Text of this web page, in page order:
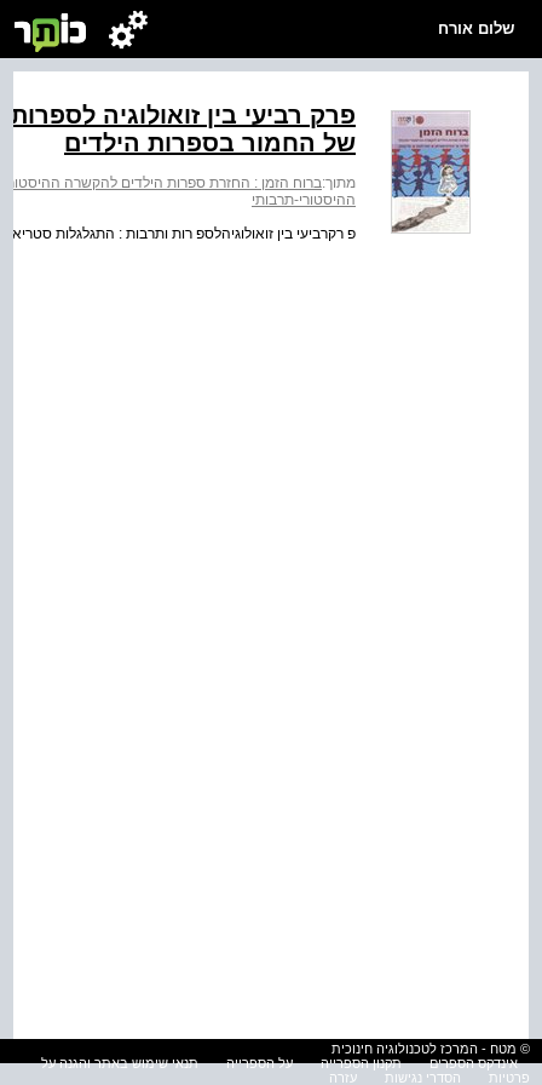
שלום אורח
פרק רביעי בין זואולוגיה
של החמור בספרות הילדים
מתוך:ברוח הזמן : החזרת ספרות הילדים להקשרה
ההיסטורי-תרבותי
פ רקרביעי בין זואולוגיהלספ רות ותרבות : התגלגלות
© מטח - המרכז לטכנולוגיה חינוכית
אינדקס הספרים
תקנון הספרייה על הספרייה
תנאי שימוש באתר והגנה על
פרטיות
הסדרי נגישות עזרה